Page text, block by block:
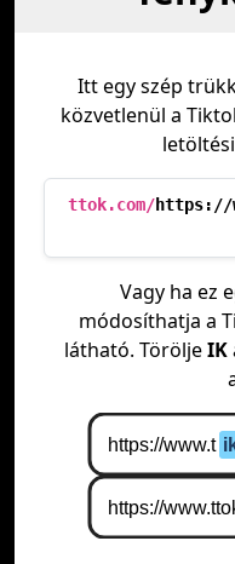
Itt egy szép
közvetlenül a
ttok.com/https://
Vagy ha ez
módosíthatja a
látható. TöröljeIK